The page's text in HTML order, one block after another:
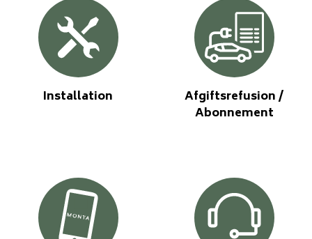
Installation
Afgiftsrefusion /
Abonnement